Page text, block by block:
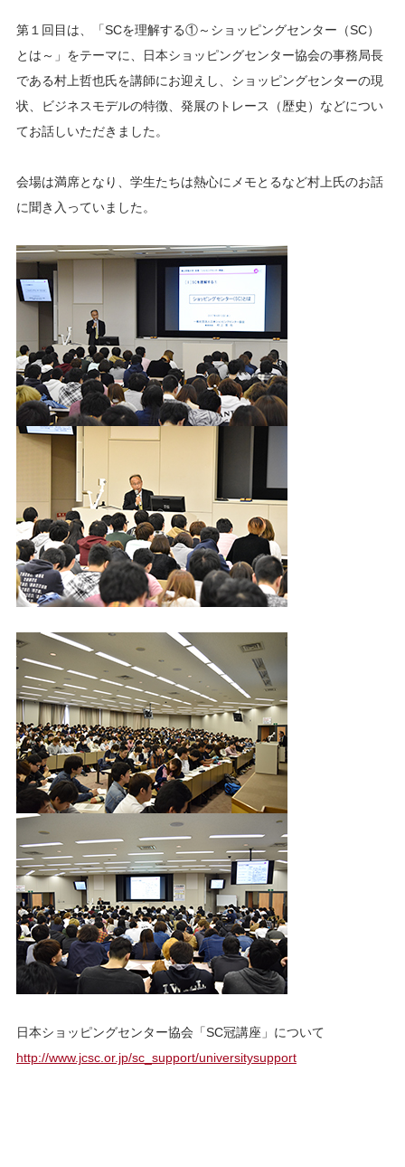
第１回目は、「SCを理解する①～ショッピングセンター（SC）
とは～」をテーマに、日本ショッピングセンター協会の事務局長
である村上哲也氏を講師にお迎えし、ショッピングセンターの現
状、ビジネスモデルの特徴、発展のトレース（歴史）などについ
てお話しいただきました。
会場は満席となり、学生たちは熱心にメモとるなど村上氏のお話
に聞き入っていました。
日本ショッピングセンター協会「SC冠講座」について
http://www.jcsc.or.jp/sc_support/universitysupport